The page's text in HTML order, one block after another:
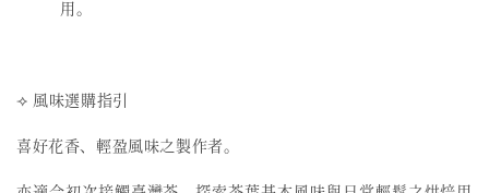
用。
⟢ 風味選購指引
喜好花香、輕盈風味之製作者。